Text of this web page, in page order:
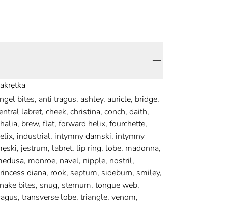
bites, anti tragus, ashley, auricle, bridge,
labret, cheek, christina, conch, daith,
brew, flat, forward helix, fourchette,
industrial, intymny damski, intymny
jestrum, labret, lip ring, lobe, madonna,
monroe, navel, nipple, nostril,
diana, rook, septum, sideburn, smiley,
bites, snug, sternum, tongue web,
transverse lobe, triangle, venom,